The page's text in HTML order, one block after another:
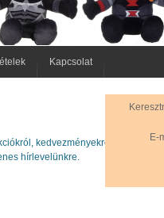
Kapcsolat
kedvezményekről
hírlevelünkre.
E-